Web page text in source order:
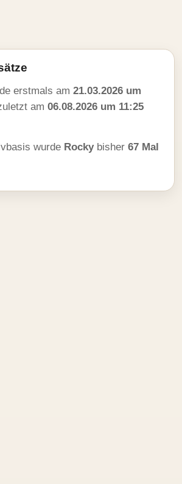
erstmals am 21.03.2026 um
am 06.08.2026 um 11:25
wurde Rockybisher 67 Mal